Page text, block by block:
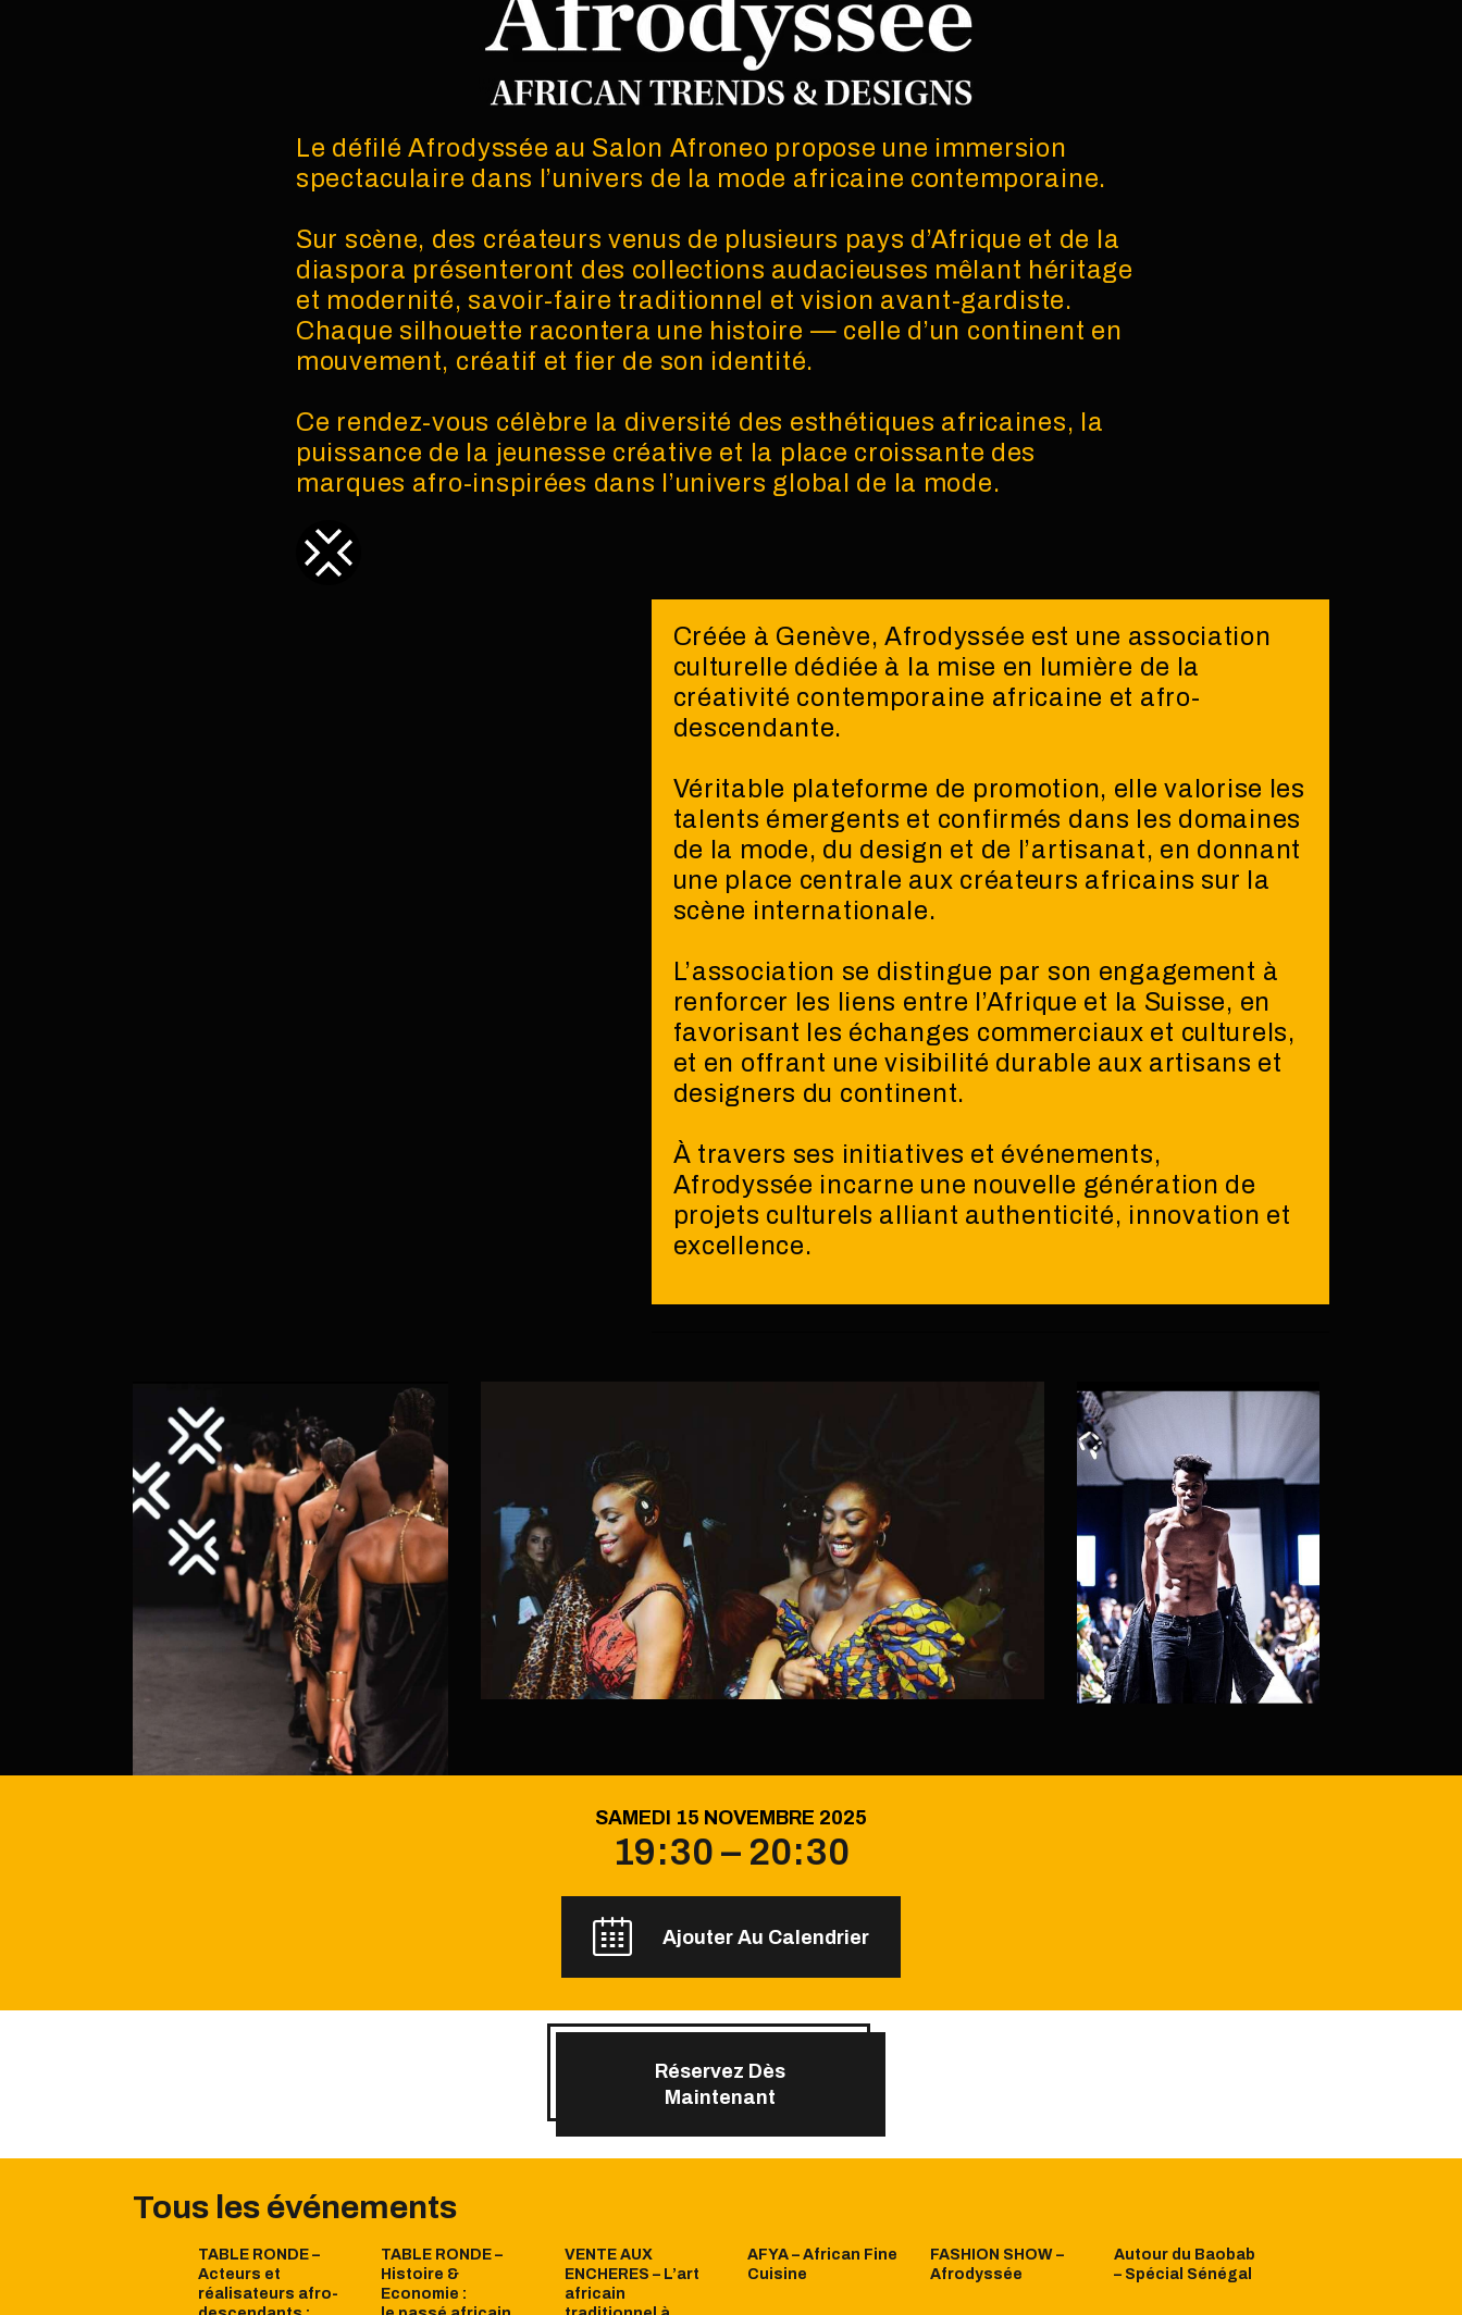
Le défilé Afrodyssée au Salon Afroneo propose une immersion
spectaculaire dans l’univers de la mode africaine contemporaine.
Sur scène, des créateurs venus de plusieurs pays d’Afrique et de la
diaspora présenteront des collections audacieuses mêlant héritage
et modernité, savoir-faire traditionnel et vision avant-gardiste.
Chaque silhouette racontera une histoire — celle d’un continent en
mouvement, créatif et fier de son identité.
Ce rendez-vous célèbre la diversité des esthétiques africaines, la
puissance de la jeunesse créative et la place croissante des
marques afro-inspirées dans l’univers global de la mode.
Créée à Genève, Afrodyssée est une association
culturelle dédiée à la mise en lumière de la
créativité contemporaine africaine et afro-
descendante.
Véritable plateforme de promotion, elle valorise les
talents émergents et confirmés dans les domaines
de la mode, du design et de l’artisanat, en donnant
une place centrale aux créateurs africains sur la
scène internationale.
L’association se distingue par son engagement à
renforcer les liens entre l’Afrique et la Suisse, en
favorisant les échanges commerciaux et culturels,
et en offrant une visibilité durable aux artisans et
designers du continent.
À travers ses initiatives et événements,
Afrodyssée incarne une nouvelle génération de
projets culturels alliant authenticité, innovation et
excellence.
SAMEDI 15 NOVEMBRE 2025
19:30 – 20:30
Ajouter Au Calendrier
Réservez Dès
Maintenant
Tous les événements
TABLE RONDE –
Acteurs et
réalisateurs afro-
TABLE RONDE –
Histoire &
Economie :
VENTE AUX
ENCHERES – L’art
africain
AFYA – African Fine
Cuisine
FASHION SHOW –
Afrodyssée
Autour du Baobab
– Spécial Sénégal